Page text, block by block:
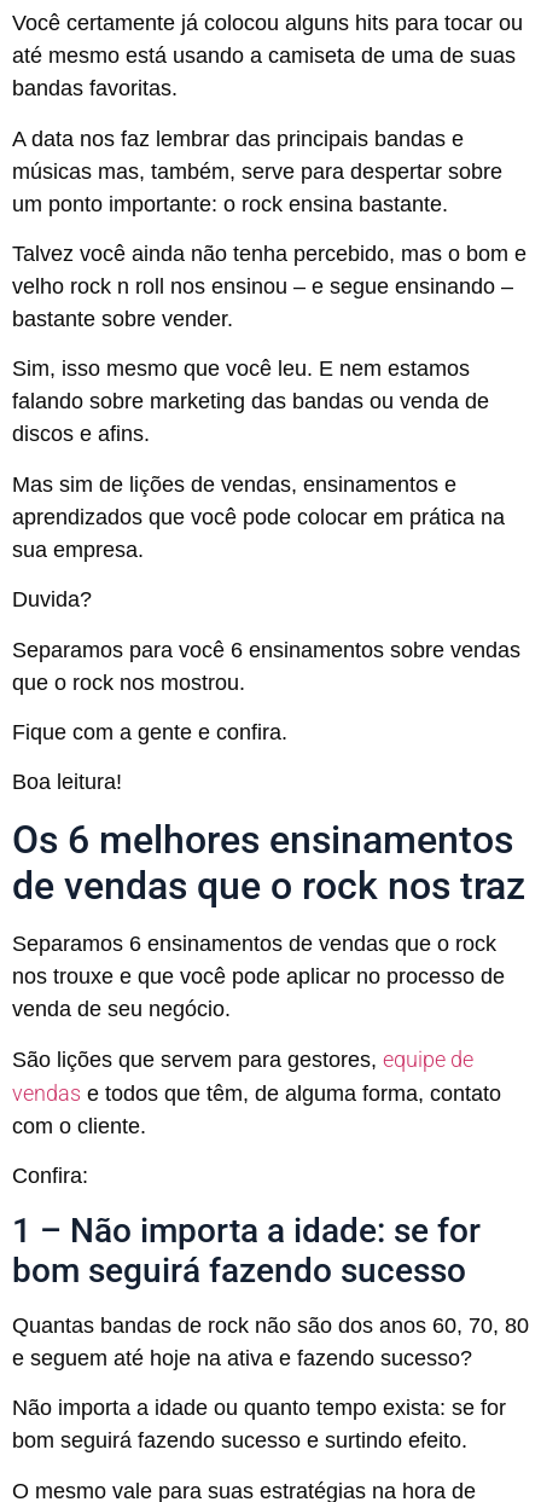
Você certamente já colocou alguns hits para tocar ou
até mesmo está usando a camiseta de uma de suas
bandas favoritas.
A data nos faz lembrar das principais bandas e
músicas mas, também, serve para despertar sobre
um ponto importante: o rock ensina bastante.
Talvez você ainda não tenha percebido, mas o bom e
velho rock n roll nos ensinou – e segue ensinando –
bastante sobre vender.
Sim, isso mesmo que você leu. E nem estamos
falando sobre marketing das bandas ou venda de
discos e afins.
Mas sim de lições de vendas, ensinamentos e
aprendizados que você pode colocar em prática na
sua empresa.
Duvida?
Separamos para você 6 ensinamentos sobre vendas
que o rock nos mostrou.
Fique com a gente e confira.
Boa leitura!
Os 6 melhores ensinamentos
de vendas que o rock nos traz
Separamos 6 ensinamentos de vendas que o rock
nos trouxe e que você pode aplicar no processo de
venda de seu negócio.
São lições que servem para gestores, equipe de
vendas e todos que têm, de alguma forma, contato
com o cliente.
Confira:
1 – Não importa a idade: se for
bom seguirá fazendo sucesso
Quantas bandas de rock não são dos anos 60, 70, 80
e seguem até hoje na ativa e fazendo sucesso?
Não importa a idade ou quanto tempo exista: se for
bom seguirá fazendo sucesso e surtindo efeito.
O mesmo vale para suas estratégias na hora de